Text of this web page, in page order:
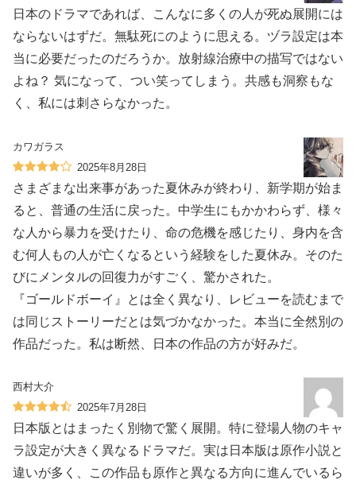
日本のドラマであれば、こんなに多くの人が死ぬ展開には
ならないはずだ。無駄死にのように思える。ヅラ設定は本
当に必要だったのだろうか。放射線治療中の描写ではない
よね？ 気になって、つい笑ってしまう。共感も洞察もな
く、私には刺さらなかった。
カワガラス
2025年8月28日
さまざまな出来事があった夏休みが終わり、新学期が始ま
ると、普通の生活に戻った。中学生にもかかわらず、様々
な人から暴力を受けたり、命の危機を感じたり、身内を含
む何人もの人が亡くなるという経験をした夏休み。そのた
びにメンタルの回復力がすごく、驚かされた。
『ゴールドボーイ』とは全く異なり、レビューを読むまで
は同じストーリーだとは気づかなかった。本当に全然別の
作品だった。私は断然、日本の作品の方が好みだ。
西村大介
2025年7月28日
日本版とはまったく別物で驚く展開。特に登場人物のキャ
ラ設定が大きく異なるドラマだ。実は日本版は原作小説と
違いが多く、この作品も原作と異なる方向に進んでいるら